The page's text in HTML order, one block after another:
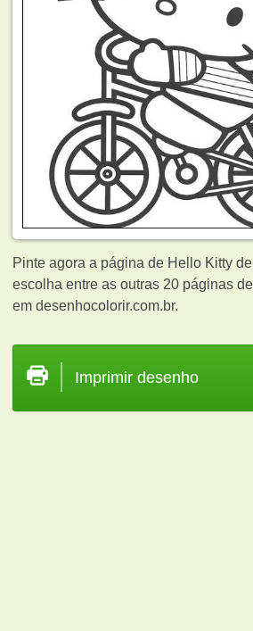
Pinte agora a página de Hello Kitty
escolha entre as outras 20 páginas de
em desenhocolorir.com.br.
Imprimir desenho